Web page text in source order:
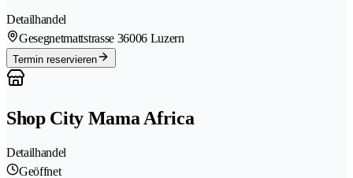
Detailhandel
Gesegnetmattstrasse 36006 Luzern
Termin reservieren
Shop City Mama Africa
Detailhandel
Geöffnet